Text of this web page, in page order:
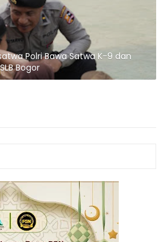
Polri Bawa Satwa K-9 dan
Bogor